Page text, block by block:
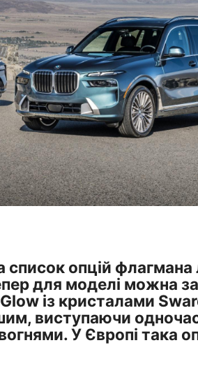
опцій флагмана
для моделі можна
із кристалами
виступаючи
У Європі така